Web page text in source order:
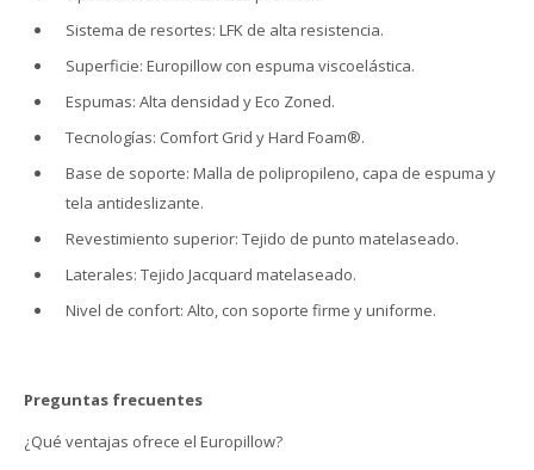
Sistema de resortes: LFK de alta resistencia.
Superficie: Europillow con espuma viscoelástica.
Espumas: Alta densidad y Eco Zoned.
Tecnologías: Comfort Grid y Hard Foam®.
Base de soporte: Malla de polipropileno, capa de espuma y
tela antideslizante.
Revestimiento superior: Tejido de punto matelaseado.
Laterales: Tejido Jacquard matelaseado.
Nivel de confort: Alto, con soporte firme y uniforme.
Preguntas frecuentes
¿Qué ventajas ofrece el Europillow?